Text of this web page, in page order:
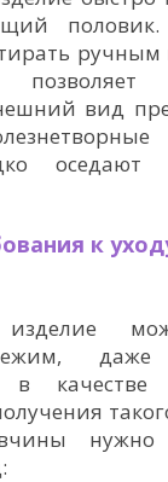
половик.
ручным
позволяет
вид
оседают
к
изделие
в качестве
нужно